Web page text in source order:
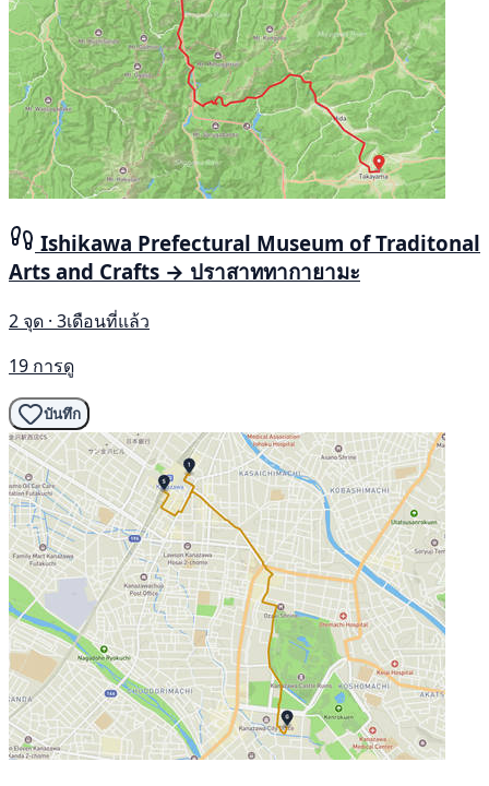
Ishikawa Prefectural Museum of Traditonal
Arts and Crafts → ปราสาททากายามะ
2 จุด · 3เดือนที่แล้ว
19 การดู
บันทึก